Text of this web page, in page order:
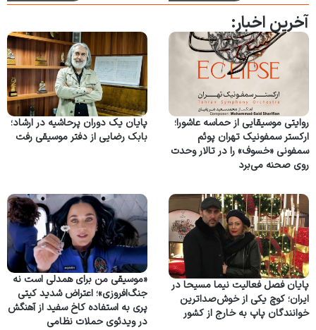
آخرین اخبار:
روایتی موسیقایی از حماسه عاشورا؛
ارکستر سمفونیک تهران پوئم
سمفونی «خسوف» را در تالار وحدت
روی صحنه می‌برد
پایان یک دوران پرحاشیه در ارشاد؛
بابک رضایی از دفتر موسیقی رفت
پایان فصل فعالیت نیما مسیحا در
ایران؛ کوچ یکی از خوش‌صداترین
خوانندگان پاپ به خارج از کشور
«موسیقی من برای همدلی است نه
جنگ‌افروزی»؛ اعتراض شدید کیتی
پری به استفاده کاخ سفید از آهنگش
در ویدئوی حملات نظامی